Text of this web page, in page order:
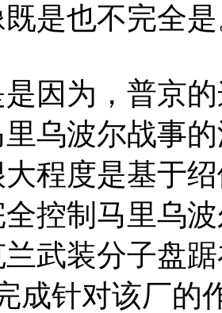
是也不完全
因为，普京
里乌波尔战事
大程度是基于
控制马里乌
武装分子盘
成针对该厂的